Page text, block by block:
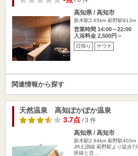
高知県 / 高知市
新木駅2.65km 薊野駅813m
営業時間 14:00～22:00
入浴料金 2,500円～
日帰り サウナ
関連情報から探す
天然温泉 高知ぽかぽか温泉
3.7点/ 3 件
高知県 / 高知市
新木駅2.94km 薊野駅403m
JR土讃線 薊野駅より徒歩7
状線と交…